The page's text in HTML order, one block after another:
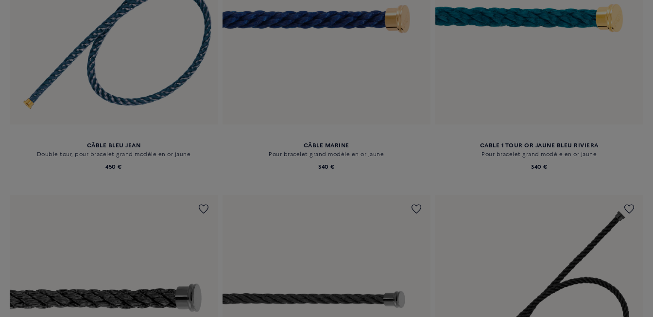
CÂBLE BLEU JEAN
Double tour, pour bracelet grand modèle en or jaune
450 €
CÂBLE MARINE
Pour bracelet grand modèle en or jaune
340 €
CABLE 1 TOUR OR JAUNE BLEU RIVIERA
Pour bracelet grand modèle en or jaune
340 €